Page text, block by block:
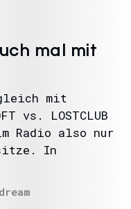
mal mit
mit
vs. LOSTCLUB
Radio also nur
In